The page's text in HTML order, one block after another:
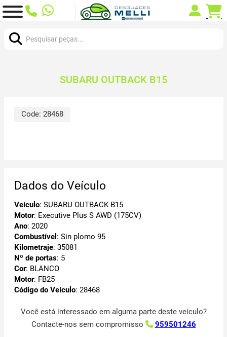
SUBARU OUTBACK B15
Code: 28468
Dados do Veículo
Veículo: SUBARU OUTBACK B15
Motor: Executive Plus S AWD (175CV)
Ano: 2020
Combustível : Sin plomo 95
Kilometraje: 35081
Nº de portas: 5
Cor: BLANCO
Motor: FB25
Código do Veículo: 28468
Você está interessado em alguma parte deste veículo?
Contacte-nos sem compromisso
959501246